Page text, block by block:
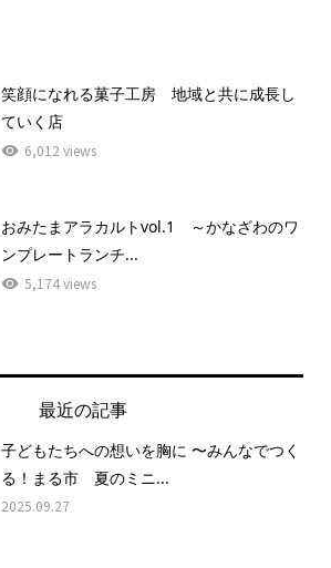
笑顔になれる菓子工房 地域と共に成長し
ていく店
6,012 views
おみたまアラカルトvol.1 ～かなざわのワ
ンプレートランチ...
5,174 views
最近の記事
子どもたちへの想いを胸に 〜みんなでつく
る！まる市 夏のミニ...
2025.09.27